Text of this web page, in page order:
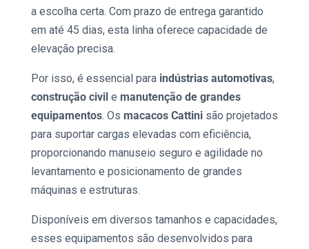
a escolha certa. Com prazo de entrega garantido
em até 45 dias, esta linha oferece capacidade de
elevação precisa.
Por isso, é essencial para indústrias automotivas,
construção civile manutenção de grandes
equipamentos. Os macacos Cattinisão projetados
para suportar cargas elevadas com eficiência,
proporcionando manuseio seguro e agilidade no
levantamento e posicionamento de grandes
máquinas e estruturas.
Disponíveis em diversos tamanhos e capacidades,
esses equipamentos são desenvolvidos para